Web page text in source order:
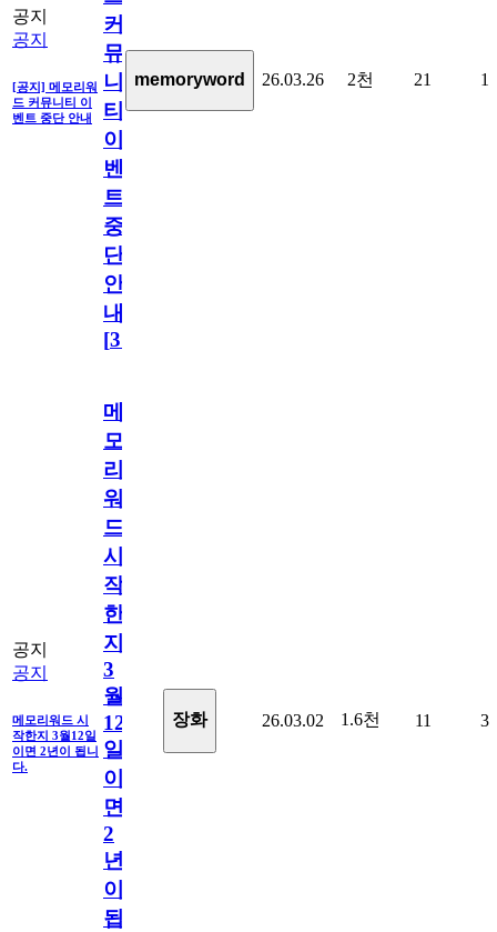
공지
공지
[공지] 메모리워
드 커뮤니티 이
벤트 중단 안내
커
뮤
니
티
이
벤
트
중
단
안
내
[31
memoryword 26.03.26 2천 21 1
공지
공지
메모리워드 시
작한지 3월12일
이면 2년이 됩니
다.
메
모
리
워
드
시
작
한
지
3
월
12
일
이
면
2
년
이
됩
장화 26.03.02 1.6천 11 3